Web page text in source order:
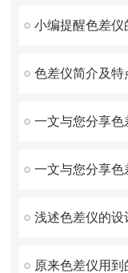
小编提醒色差
色差仪简介及特
一文与您分享
一文与您分享
浅述色差仪的设
原来色差仪用